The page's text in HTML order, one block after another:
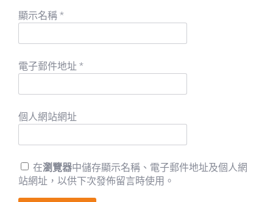
顯示名稱 *
電子郵件地址 *
個人網站網址
在瀏覽器中儲存顯示名稱、電子郵件地址及個人網
站網址，以供下次發佈留言時使用。